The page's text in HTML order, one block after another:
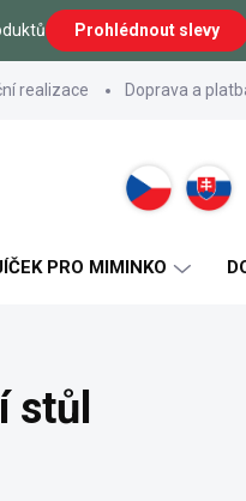
Prohlédnout slevy
realizace Doprava a
PRO MIMINKO
stůl